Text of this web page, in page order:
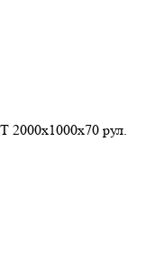
рул.